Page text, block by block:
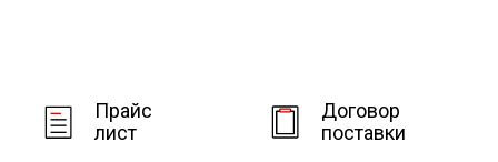
Прайс
лист
Договор
поставки